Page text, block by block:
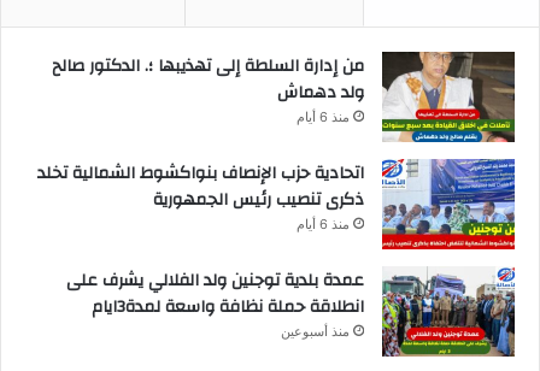
من إدارة السلطة إلى تهذيبها ؛. الدكتور صالح
ولد دهماش
منذ 6 أيام
اتحادية حزب الإنصاف بنواكشوط الشمالية تخلد
ذكرى تنصيب رئيس الجمهورية
منذ 6 أيام
عمدة بلدية توجنين ولد الفلالي يشرف على
انطلاقة حملة نظافة واسعة لمدة3ايام
منذ أسبوعين